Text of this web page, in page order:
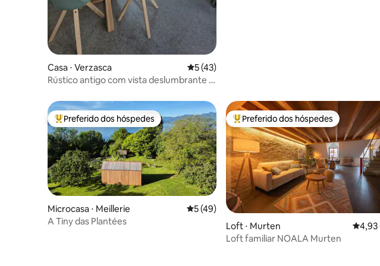
Casa ⋅ Verzasca 5 de uma avaliação média de 5, 43 avaliações
5 (43)
Rústico antigo com vista deslumbrante e
Entre os melhores preferidos dos hóspedes
Preferido dos hóspedes
Microcasa ⋅ Meillerie 5 de uma avaliação média de 5, 49 avaliações
5 (49)
A Tiny das Plantées
Entre os melhores preferidos dos
Preferido dos hóspedes
Loft ⋅ Murten 4,93
4,93
Loft familiar NOALA Murten